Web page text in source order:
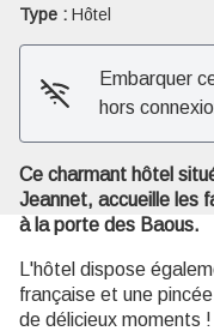
Type : Hôtel
Embarquer
hors
Ce charmant hôtel
Jeannet, accueille les
à la porte des Baous.
L'hôtel dispose
française et une
de délicieux moments